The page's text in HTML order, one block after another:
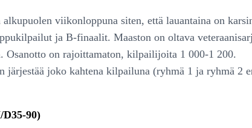
viikonloppuna siten, että lauantaina on
ja B-finaalit. Maaston on oltava
Osanotto on rajoittamaton, kilpailijoita 1 000-1 200.
järjestää joko kahtena kilpailuna (ryhmä 1 ja ryhmä 2
90)